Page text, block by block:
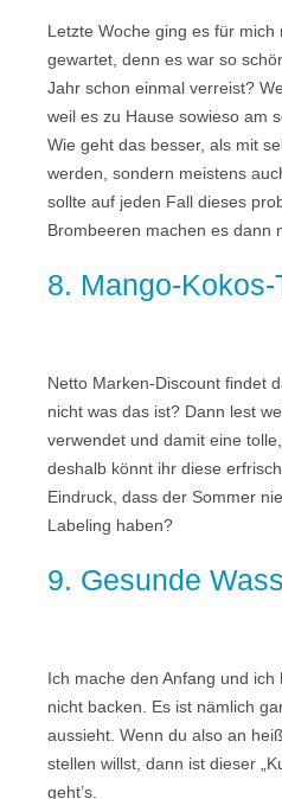
Letzte Woche ging es für
gewartet, denn es war so
Jahr schon einmal verreist?
weil es zu Hause sowieso am
Wie geht das besser, als mit
werden, sondern meistens
sollte auf jeden Fall dieses
Brombeeren machen es dann
8. Mango-Kokos-
Netto Marken-Discount findet
nicht was das ist? Dann lest
verwendet und damit eine
deshalb könnt ihr diese
Eindruck, dass der Sommer
Labeling haben?
9. Gesunde
Ich mache den Anfang und
nicht backen. Es ist nämlich
aussieht. Wenn du also an
stellen willst, dann ist dieser
geht’s.